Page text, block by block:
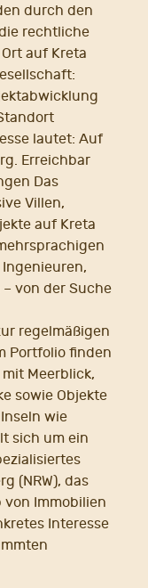
durch den
rechtliche
auf Kreta
lautet: Auf
Erreichbar
Das
Villen,
auf Kreta
von der Suche
regelmäßigen
Portfolio finden
Meerblick,
sowie Objekte
wie
sich um ein
(NRW), das
Immobilien
Interesse